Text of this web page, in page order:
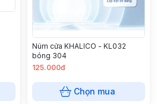
Núm cửa KHALICO - KL032
bóng 304
125.000đ
Chọn mua